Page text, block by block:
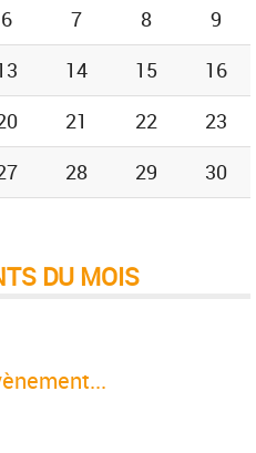
6 7 8
9
14 15
16
21 22
23
28 29 30
DU MOIS